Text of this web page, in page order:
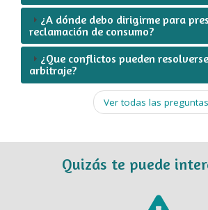
¿A dónde debo dirigirme para
reclamación de consumo?
¿Que conflictos pueden
arbitraje?
Ver todas las preguntas
Quizás te puede